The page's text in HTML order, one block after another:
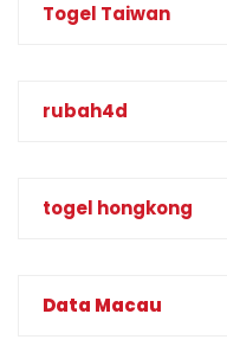
Togel Taiwan
rubah4d
togel hongkong
Data Macau